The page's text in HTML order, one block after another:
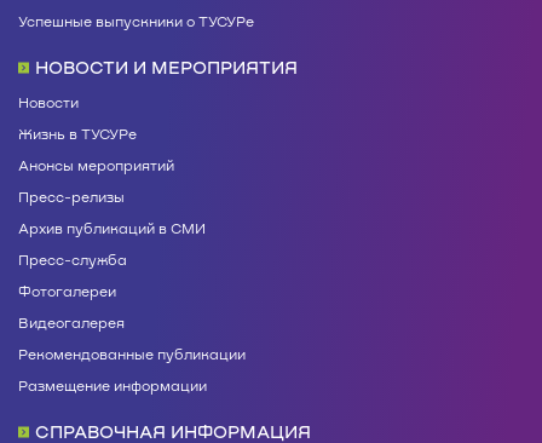
Успешные выпускники о ТУСУРе
НОВОСТИ И МЕРОПРИЯТИЯ
Новости
Жизнь в ТУСУРе
Анонсы мероприятий
Пресс-релизы
Архив публикаций в СМИ
Пресс-служба
Фотогалереи
Видеогалерея
Рекомендованные публикации
Размещение информации
СПРАВОЧНАЯ ИНФОРМАЦИЯ